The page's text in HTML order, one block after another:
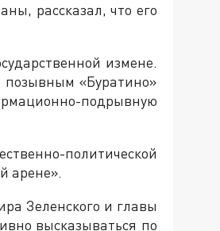
рассказал, что его
измене.
позывным «Буратино»
подрывную
политической
арене».
Зеленского и главы
высказываться по